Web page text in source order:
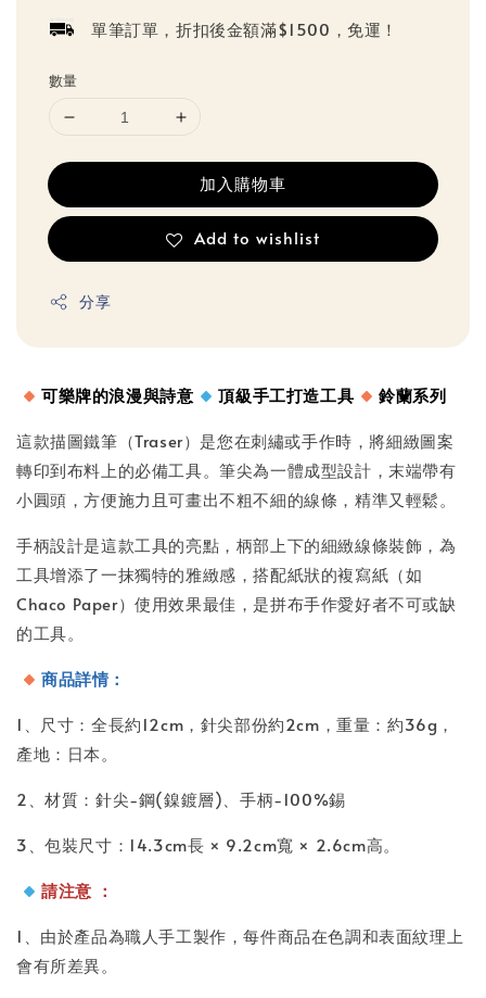
單筆訂單，折扣後金額滿$1500，免運！
數量
加入購物車
Add to wishlist
分享
可樂牌的浪漫與詩意 頂級手工打造工具
鈴蘭系列
這款描圖鐵筆（Traser）是您在刺繡或手作時，將細緻圖案
轉印到布料上的必備工具。筆尖為一體成型設計，末端帶有
小圓頭，方便施力且可畫出不粗不細的線條，精準又輕鬆。
手柄設計是這款工具的亮點，柄部上下的細緻線條裝飾，為
工具增添了一抹獨特的雅緻感，搭配紙狀的複寫紙（如
Chaco Paper）使用效果最佳，是拼布手作愛好者不可或缺
的工具。
商品詳情：
1、尺寸：全長約12cm，針尖部份約2cm，重量：約36g，
產地：日本。
2、材質：針尖-鋼(鎳鍍層)、手柄-100%錫
3、包裝尺寸：14.3cm長 × 9.2cm寬 × 2.6cm高。
請注意 ：
1、由於產品為職人手工製作，每件商品在色調和表面紋理上
會有所差異。